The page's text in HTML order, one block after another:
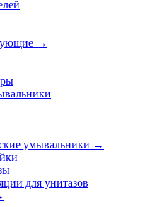
→
умывальники →
для унитазов